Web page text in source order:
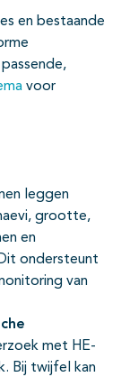
en bestaande
voor
leggen
grootte,
en
ondersteunt
van
met HE-
Bij twijfel kan